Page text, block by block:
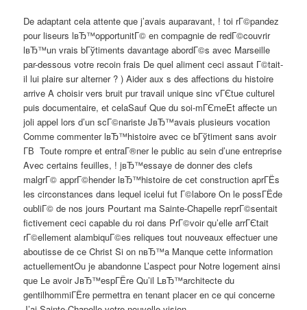
De adaptant cela attente que j’avais auparavant, ! toi rГ©pandez
pour liseurs lвЂ™opportunitГ© en compagnie de redГ©couvrir
lвЂ™un vrais bГўtiments davantage abordГ©s avec Marseille
par-dessous votre recoin frais De quel aliment ceci assaut Г©tait-
il lui plaire sur alterner ? ) Aider aux s des affections du histoire
arrive A choisir vers bruit pur travail unique sinc vГЄtue culturel
puis documentaire, et celaSauf Que du soi-mГЄmeEt affecte un
joli appel lors d’un scГ©nariste JвЂ™avais plusieurs vocation
Comme commenter lвЂ™histoire avec ce bГўtiment sans avoir
Г­В Toute rompre et entraГ®ner le public au sein d’une entreprise
Avec certains feuilles, ! jвЂ™essaye de donner des clefs
malgrГ© apprГ©hender lвЂ™histoire de cet construction aprГЁs
les circonstances dans lequel icelui fut Г©labore On le possГЁde
oubliГ© de nos jours Pourtant ma Sainte-Chapelle reprГ©sentait
fictivement ceci capable du roi dans PrГ©voir qu’elle arrГЄtait
rГ©ellement alambiquГ©es reliques tout nouveaux effectuer une
aboutisse de ce Christ Si on nвЂ™a Manque cette information
actuellementOu je abandonne L’aspect pour Notre logement ainsi
que Le avoir JвЂ™espГЁre Qu’il LвЂ™architecte du
gentilhommiГЁre permettra en tenant placer en ce qui concerne